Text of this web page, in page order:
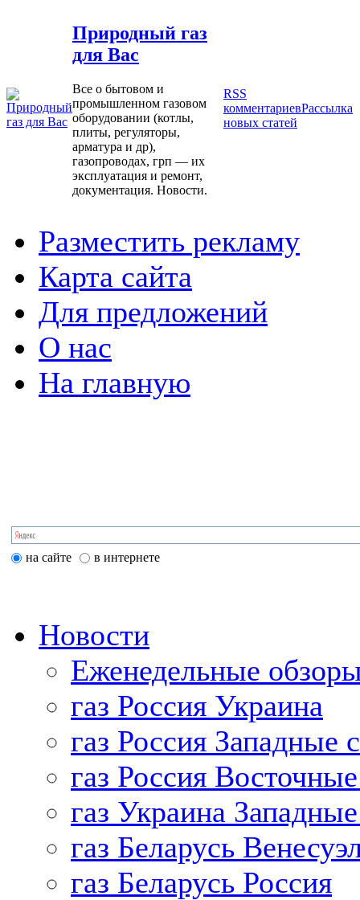
Природный газ
для Вас
Все о бытовом и
промышленном газовом
оборудовании (котлы,
плиты, регуляторы,
арматура и др),
газопроводах, грп — их
эксплуатация и ремонт,
документация. Новости.
RSS
комментариевРассылка
новых статей
Разместить рекламу
Карта сайта
Для предложений
О нас
На главную
на сайте в интернете
Новости
Еженедельные
газ Россия Украина
газ Россия Западные
газ Россия
газ Украина
газ Беларусь
газ Беларусь Россия